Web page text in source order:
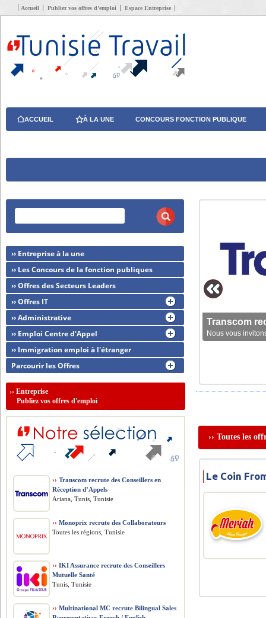
Accueil Publiez vos offres d’emploi Espace Entreprise
ACCUEIL À LA UNE CONCOURS FONCTION PUBLIQUE
Transcom
Nous vous
›› Toutes les
Le Coin
›› Entreprise à la une
›› Les Concours de la fonction publiques
›› Offres des Secteurs Leaders
›› Offres IT
›› Administrative
›› Emploi Centre d'Appel
›› Immigration emploi à l'étranger
Parcourir les Offres
››Entreprise
Publiez vos offres d'emploi
›› Transcom recrute des Conseillers en
Réception d’Appels
Ariana, Tunis, Tunisie
›› Monoprix recrute des Collaborateurs
Toutes les régions, Tunisie
›› IKI Assurance recrute des Conseillers
Mutuelle Santé
Tunis, Tunisie
›› Multinational MC recrute Bilingual Sales